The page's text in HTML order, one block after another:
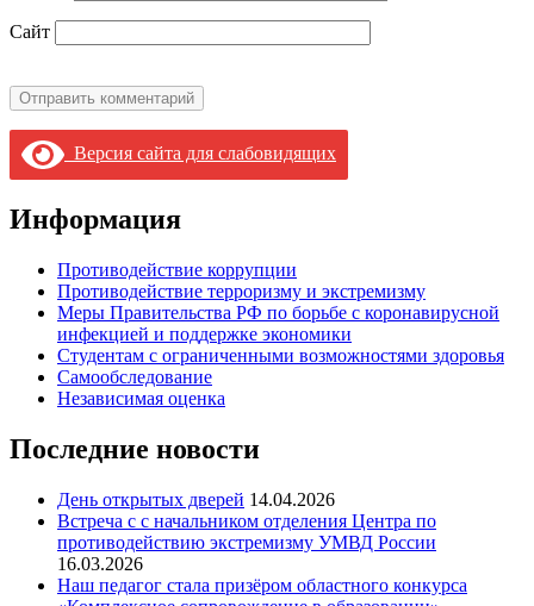
Сайт
Версия сайта для слабовидящих
Информация
Противодействие коррупции
Противодействие терроризму и экстремизму
Меры Правительства РФ по борьбе с коронавирусной
инфекцией и поддержке экономики
Студентам с ограниченными возможностями здоровья
Самообследование
Независимая оценка
Последние новости
День открытых дверей 14.04.2026
Встреча с с начальником отделения Центра по
противодействию экстремизму УМВД России
16.03.2026
Наш педагог стала призёром областного конкурса